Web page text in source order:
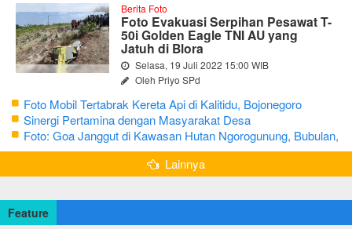
Berita Foto
Foto Evakuasi Serpihan Pesawat T-
50i Golden Eagle TNI AU yang
Jatuh di Blora
Selasa, 19 Juli 2022 15:00 WIB
Oleh Priyo SPd
Foto Mobil Tertabrak Kereta Api di Kalitidu, Bojonegoro
Sinergi Pertamina dengan Masyarakat Desa
Foto: Goa Janggut di Kawasan Hutan Ngorogunung, Bubulan,
Bojonegoro
Lainnya
Feature